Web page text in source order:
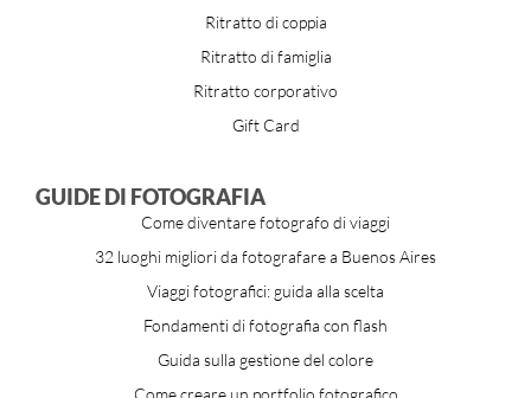
Ritratto di coppia
Ritratto di famiglia
Ritratto corporativo
Gift Card
GUIDE DI FOTOGRAFIA
Come diventare fotografo di viaggi
32 luoghi migliori da fotografare a Buenos Aires
Viaggi fotografici: guida alla scelta
Fondamenti di fotografia con flash
Guida sulla gestione del colore